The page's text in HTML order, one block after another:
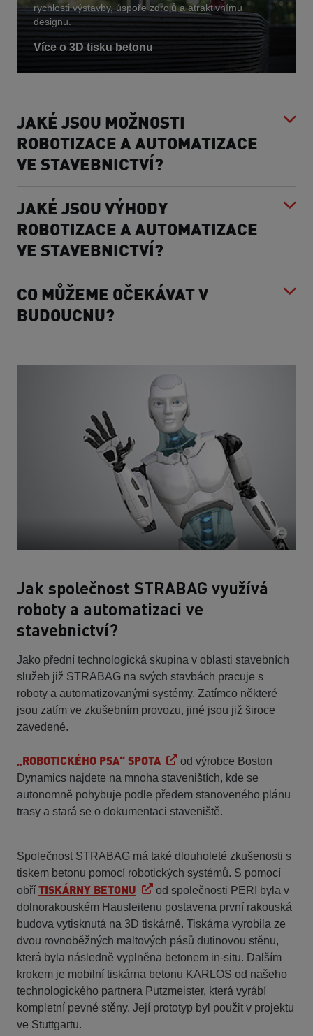
rychlosti výstavby, úspoře zdrojů a atraktivnímu
designu.
Více o 3D tisku betonu
JAKÉ JSOU MOŽNOSTI
ROBOTIZACE A AUTOMATIZACE
VE STAVEBNICTVÍ?
JAKÉ JSOU VÝHODY
ROBOTIZACE A AUTOMATIZACE
VE STAVEBNICTVÍ?
CO MŮŽEME OČEKÁVAT V
BUDOUCNU?
Jak společnost STRABAG využívá
roboty a automatizaci ve
stavebnictví?
Jako přední technologická skupina v oblasti stavebních
služeb již STRABAG na svých stavbách pracuje s
roboty a automatizovanými systémy. Zatímco některé
jsou zatím ve zkušebním provozu, jiné jsou již široce
zavedené.
„ROBOTICKÉHO PSA“ SPOTA
od výrobce Boston
Dynamics najdete na mnoha staveništích, kde se
autonomně pohybuje podle předem stanoveného plánu
trasy a stará se o dokumentaci staveniště.
Společnost STRABAG má také dlouholeté zkušenosti s
tiskem betonu pomocí robotických systémů. S pomocí
obří TISKÁRNY BETONU
od společnosti PERI byla v
dolnorakouském Hausleitenu postavena první rakouská
budova vytisknutá na 3D tiskárně. Tiskárna vyrobila ze
dvou rovnoběžných maltových pásů dutinovou stěnu,
která byla následně vyplněna betonem in-situ. Dalším
krokem je mobilní tiskárna betonu KARLOS od našeho
technologického partnera Putzmeister, která vyrábí
kompletní pevné stěny. Její prototyp byl použit v projektu
ve Stuttgartu.